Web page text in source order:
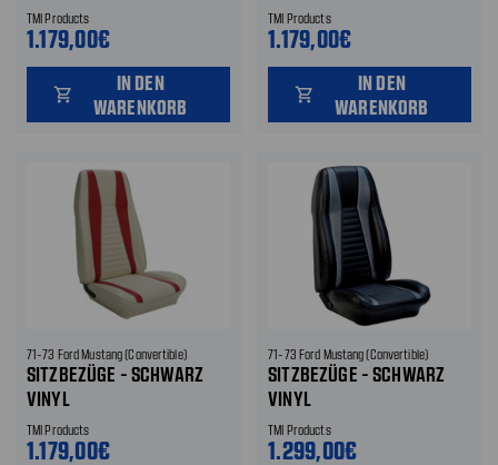
TMI Products
1.179,00€
shopping_cart
IN DEN
WARENKORB
TMI Products
1.179,00€
shopping_cart
IN DEN
WARENKORB
71-73 Ford Mustang (Convertible)
SITZBEZÜGE - SCHWARZ
VINYL
TMI Products
1.179,00€
71-73 Ford Mustang (Convertible)
SITZBEZÜGE - SCHWARZ
VINYL
TMI Products
1.299,00€